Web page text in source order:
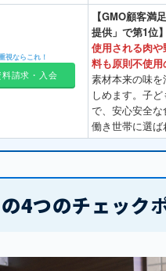
視ならこれ！
請求・入会
【GMO顧客満
提供」で第1位】
使用される肉
料も原則不使用
素材本来の味
しめます。子
で、安心安全
働き世帯に選ば
4つのチェック